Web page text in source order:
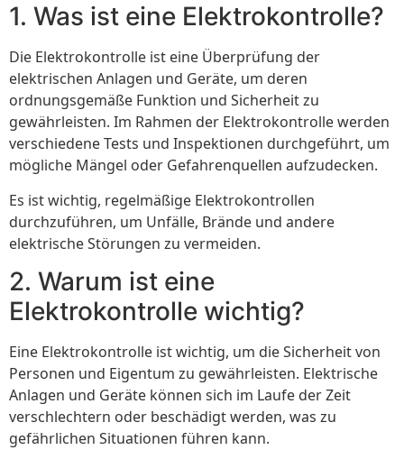
1. Was ist eine Elektrokontrolle?
Die Elektrokontrolle ist eine Überprüfung der
elektrischen Anlagen und Geräte, um deren
ordnungsgemäße Funktion und Sicherheit zu
gewährleisten. Im Rahmen der Elektrokontrolle werden
verschiedene Tests und Inspektionen durchgeführt, um
mögliche Mängel oder Gefahrenquellen aufzudecken.
Es ist wichtig, regelmäßige Elektrokontrollen
durchzuführen, um Unfälle, Brände und andere
elektrische Störungen zu vermeiden.
2. Warum ist eine
Elektrokontrolle wichtig?
Eine Elektrokontrolle ist wichtig, um die Sicherheit von
Personen und Eigentum zu gewährleisten. Elektrische
Anlagen und Geräte können sich im Laufe der Zeit
verschlechtern oder beschädigt werden, was zu
gefährlichen Situationen führen kann.